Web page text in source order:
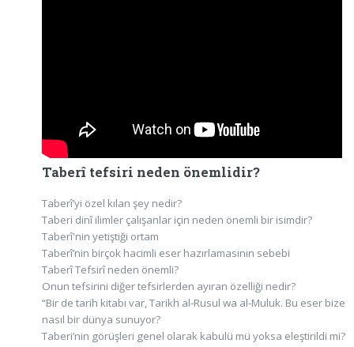
Taberî tefsiri neden önemlidir?
Taberî’yi özel kılan şey nedir?
Taberi dinî ilimler çalışanlar için neden önemli bir isimdir?
Taberî'nin yetiştiği ortam
Taberî’nin birçok hacimli eser hazırlamasının sebebi
Taberî Tefsirî neden önemli?
Onun tefsirini diğer tefsirlerden ayıran özelliği nedir?
“Bir de tarih kitabı var, Tarikh al-Rusul wa al-Muluk. Bu eser bize
nasıl bir dünya sunuyor?
Taberi’nin görüşleri genel olarak kabulü mü yoksa eleştirildi mi?